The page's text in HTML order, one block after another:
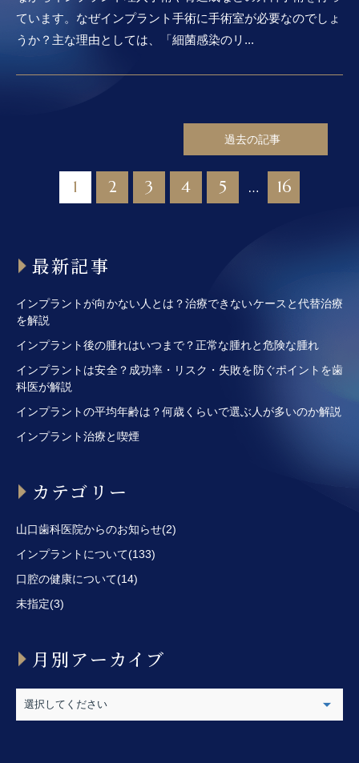
ています。なぜインプラント手術に手術室が必要なのでしょ
うか？主な理由としては、「細菌感染のリ...
1 2 3 4 5 … 16
過去の記事
最新記事
インプラントが向かない人とは？治療できないケースと代替治療
を解説
インプラント後の腫れはいつまで？正常な腫れと危険な腫れ
インプラントは安全？成功率・リスク・失敗を防ぐポイントを歯
科医が解説
インプラントの平均年齢は？何歳くらいで選ぶ人が多いのか解説
インプラント治療と喫煙
カテゴリー
山口歯科医院からのお知らせ(2)
インプラントについて(133)
口腔の健康について(14)
未指定(3)
月別アーカイブ